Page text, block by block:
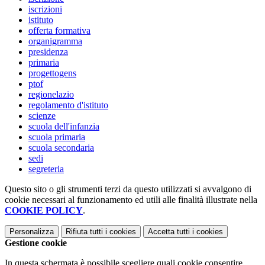
iscrizioni
istituto
offerta formativa
organigramma
presidenza
primaria
progettogens
ptof
regionelazio
regolamento d'istituto
scienze
scuola dell'infanzia
scuola primaria
scuola secondaria
sedi
segreteria
Questo sito o gli strumenti terzi da questo utilizzati si avvalgono di
cookie necessari al funzionamento ed utili alle finalità illustrate nella
COOKIE POLICY.
Personalizza Rifiuta tutti i cookies Accetta tutti i cookies
Gestione cookie